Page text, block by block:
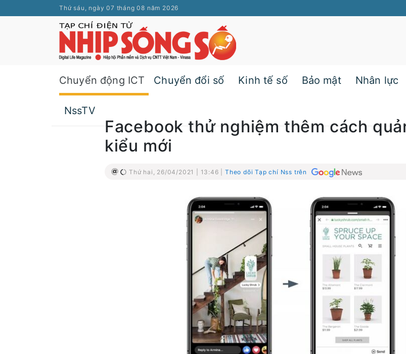
Thứ sáu, ngày 07 tháng 08 năm 2026
Chuyển động ICT Chuyển đổi số Kinh tế số Bảo mật Nhân lực
NssTV
Facebook thử nghiệm thêm cách
kiểu mới
Thứ hai, 26/04/2021 | 13:46 | Theo dõi Tạp chí Nss trên